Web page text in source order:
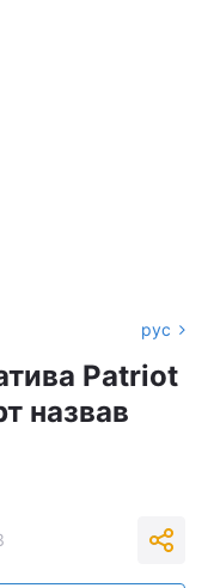
рус
Patriot
назвав